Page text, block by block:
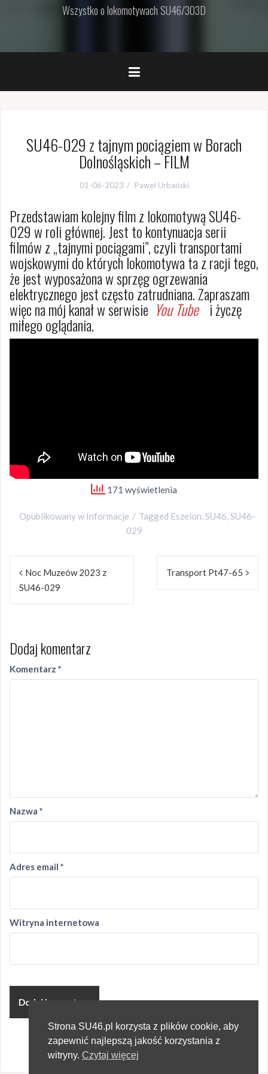
Wszystko o lokomotywach SU46/303D
SU46-029 z tajnym pociągiem w Borach
Dolnośląskich – FILM
01-06-2023 Paweł Urbański
Przedstawiam kolejny film z lokomotywą SU46-
029 w roli głównej. Jest to kontynuacja serii
filmów z „tajnymi pociągami”, czyli transportami
wojskowymi do których lokomotywa ta z racji tego,
że jest wyposażona w sprzęg ogrzewania
elektrycznego jest często zatrudniana. Zapraszam
więc na mój kanał w serwisie You Tube i życzę
miłego oglądania.
171 wyświetlenia
Opublikowany w Informacje Tagged Eszelon,SU46,SU46-
029
Nawigacja
wpisu
Noc Muzeów 2023 z
SU46-029
Transport Pt47-65
Dodaj komentarz
Komentarz *
Nazwa *
Adres email *
Witryna internetowa
Strona SU46.pl korzysta z plików cookie, aby
zapewnić najlepszą jakość korzystania z
witryny. Czytaj więcej